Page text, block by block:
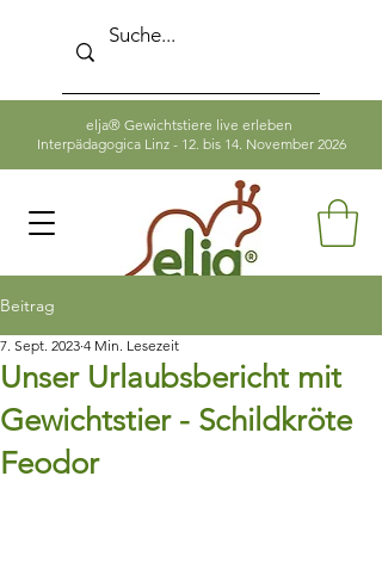
elja® Gewichtstiere live erleben
Interpädagogica Linz - 12. bis 14. November 2026
Beitrag
Unser Urlaubsbericht mit
Gewichtstier - Schildkröte
Feodor
7. Sept. 2023 4 Min. Lesezeit